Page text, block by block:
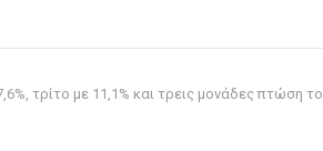
τρίτο με 11,1% και τρεις μονάδες πτώση το